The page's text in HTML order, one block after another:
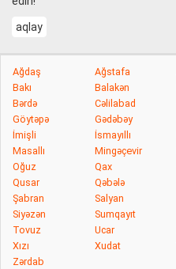
aqlay
Ağdaş Ağstafa
Bakı
Balakən
Bərdə
Cəlilabad
Göytəpə
Gədəbəy
İmişli
İsmayıllı
Masallı
Mingəçevir
Oğuz
Qax
Qusar
Qəbələ
Şabran
Salyan
Siyəzən
Sumqayıt
Tovuz
Ucar
Xızı
Xudat
Zərdab